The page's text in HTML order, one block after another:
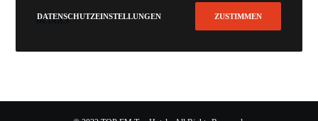
DETAILS
DATENSCHUTZEINSTELLUNGEN ZUSTIMMEN